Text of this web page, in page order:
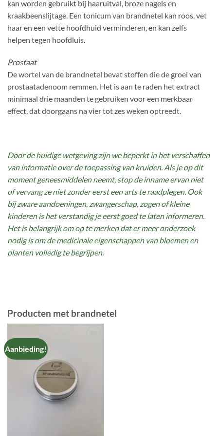
kan worden gebruikt bij haaruitval, broze nagels en
kraakbeenslijtage. Een tonicum van brandnetel kan roos, vet
haar en een vette hoofdhuid verminderen, en kan zelfs
helpen tegen hoofdluis.
Prostaat
De wortel van de brandnetel bevat stoffen die de groei van
prostaatadenoom remmen. Het is aan te raden het extract
minimaal drie maanden te gebruiken voor een merkbaar
effect, dat doorgaans na vier tot zes weken optreedt.
Door de huidige wetgeving zijn we beperkt in het verschaffen
van informatie over de toepassing van kruiden. Als je op dit
moment geneesmiddelen neemt, stop de inname ervan niet
of vervang ze niet zonder eerst een arts te raadplegen. Ook
bij zware aandoeningen, zwangerschap, zogen of kleine
kinderen is het verstandig je eerst goed te laten informeren.
Het is belangrijk om op te merken dat er meer onderzoek
nodig is om de medicinale eigenschappen van bloemen en
planten volledig te begrijpen.
Producten met brandnetel
Aanbieding!
AAN
VERLANGLIJST